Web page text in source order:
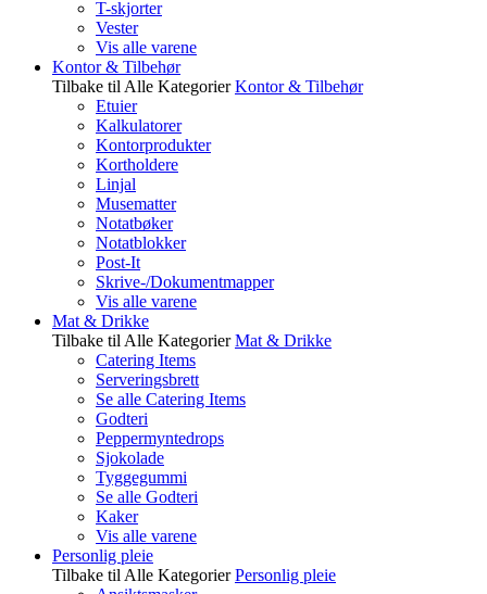
T-skjorter
Vester
Vis alle varene
Kontor & Tilbehør
Tilbake til Alle Kategorier Kontor & Tilbehør
Etuier
Kalkulatorer
Kontorprodukter
Kortholdere
Linjal
Musematter
Notatbøker
Notatblokker
Post-It
Skrive-/Dokumentmapper
Vis alle varene
Mat & Drikke
Tilbake til Alle Kategorier Mat & Drikke
Catering Items
Serveringsbrett
Se alle Catering Items
Godteri
Peppermyntedrops
Sjokolade
Tyggegummi
Se alle Godteri
Kaker
Vis alle varene
Personlig pleie
Tilbake til Alle Kategorier Personlig pleie